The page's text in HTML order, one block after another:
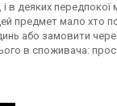
в деяких
предмет мало хто
або замовити
в споживача: